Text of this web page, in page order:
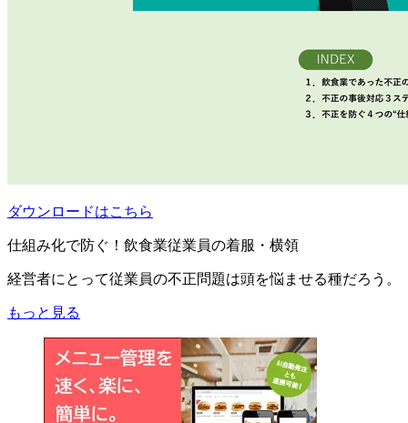
ダウンロードはこちら
仕組み化で防ぐ！飲食業従業員の着服・横領
経営者にとって従業員の不正問題は頭を悩ませる種だろう。
もっと見る